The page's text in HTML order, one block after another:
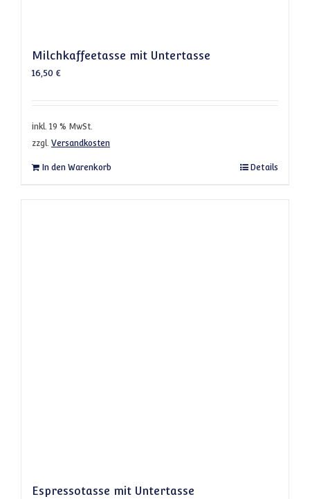
Milchkaffeetasse mit Untertasse
16,50 €
inkl. 19 % MwSt.
zzgl. Versandkosten
In den Warenkorb Details
Espressotasse mit Untertasse